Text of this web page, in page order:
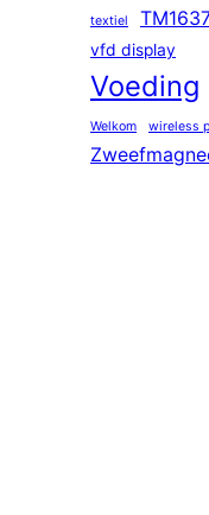
textiel
vfd display
Voeding
Welkom wireless